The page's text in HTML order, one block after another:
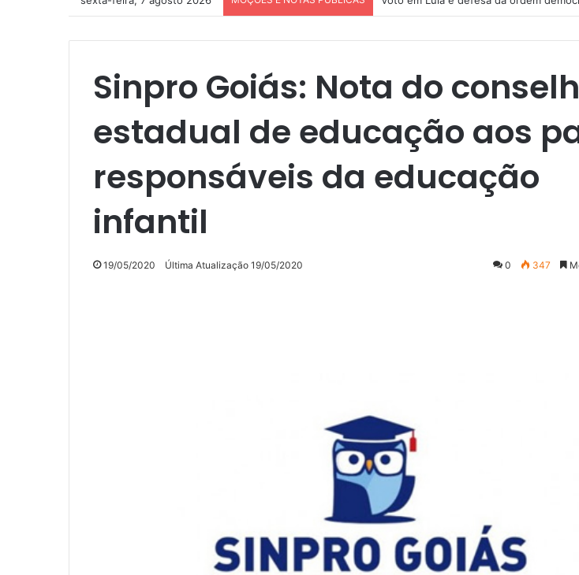
Sinpro Goiás: Nota do
estadual de educação aos
responsáveis da educação
infantil
19/05/2020 Última Atualização 19/05/2020 0 347